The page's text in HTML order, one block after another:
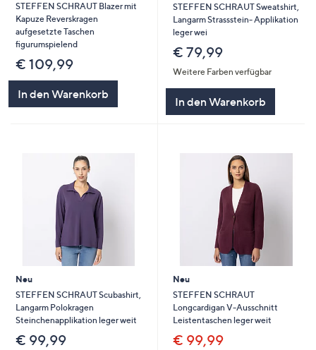
STEFFEN SCHRAUT Blazer mit
Kapuze Reverskragen
aufgesetzte Taschen
figurumspielend
€ 109,99
In den Warenkorb
STEFFEN SCHRAUT Sweatshirt,
Langarm Strassstein- Applikation
leger wei
€ 79,99
Weitere Farben verfügbar
In den Warenkorb
Neu
STEFFEN SCHRAUT Scubashirt,
Langarm Polokragen
Steinchenapplikation leger weit
€ 99,99
Neu
STEFFEN SCHRAUT
Longcardigan V-Ausschnitt
Leistentaschen leger weit
€ 99,99